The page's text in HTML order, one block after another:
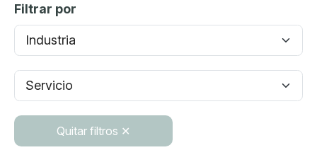
Filtrar por
Quitar filtros ✕